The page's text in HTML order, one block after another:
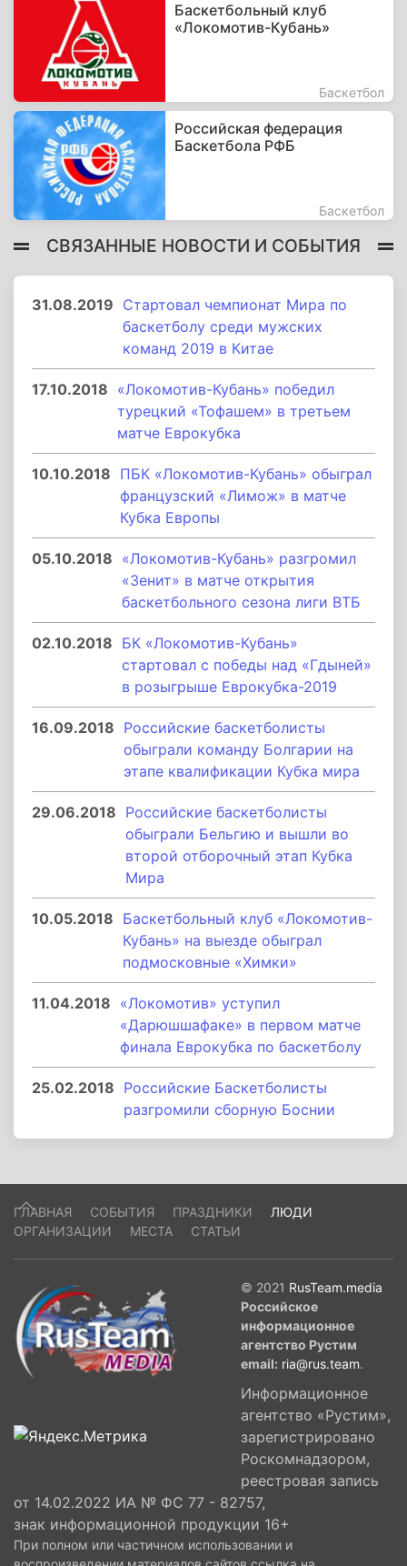
Баскетбольный клуб
«Локомотив-Кубань»
Баскетбол
Российская федерация
Баскетбола РФБ
Баскетбол
СВЯЗАННЫЕ НОВОСТИ И СОБЫТИЯ
31.08.2019 Стартовал чемпионат Мира по
баскетболу среди мужских
команд 2019 в Китае
17.10.2018 «Локомотив-Кубань» победил
турецкий «Тофашем» в третьем
матче Еврокубка
10.10.2018 ПБК «Локомотив-Кубань» обыграл
французский «Лимож» в матче
Кубка Европы
05.10.2018 «Локомотив-Кубань» разгромил
«Зенит» в матче открытия
баскетбольного сезона лиги ВТБ
02.10.2018 БК «Локомотив-Кубань»
стартовал с победы над «Гдыней»
в розыгрыше Еврокубка-2019
16.09.2018 Российские баскетболисты
обыграли команду Болгарии на
этапе квалификации Кубка мира
29.06.2018 Российские баскетболисты
обыграли Бельгию и вышли во
второй отборочный этап Кубка
Мира
10.05.2018 Баскетбольный клуб «Локомотив-
Кубань» на выезде обыграл
подмосковные «Химки»
11.04.2018 «Локомотив» уступил
«Дарюшшафаке» в первом матче
финала Еврокубка по баскетболу
25.02.2018 Российские Баскетболисты
разгромили сборную Боснии
ГЛАВНАЯ СОБЫТИЯ ПРАЗДНИКИ
ЛЮДИ
ОРГАНИЗАЦИИ
МЕСТА СТАТЬИ
© 2021 RusTeam.media
Российское
информационное
агентство Рустим
email: ria@rus.team.
Информационное
агентство «Рустим»,
зарегистрировано
Роскомнадзором,
реестровая запись
от 14.02.2022 ИА № ФС 77 - 82757,
знак информационной продукции 16+
При полном или частичном использовании и